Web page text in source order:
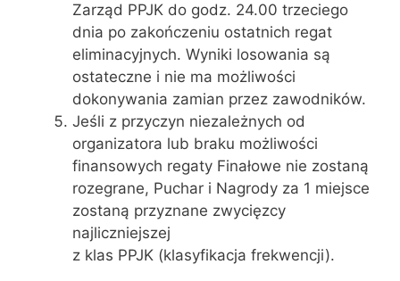
Zarząd PPJK do godz. 24.00 trzeciego
dnia po zakończeniu ostatnich regat
eliminacyjnych. Wyniki losowania są
ostateczne i nie ma możliwości
dokonywania zamian przez zawodników.
Jeśli z przyczyn niezależnych od
organizatora lub braku możliwości
finansowych regaty Finałowe nie zostaną
rozegrane, Puchar i Nagrody za 1 miejsce
zostaną przyznane zwycięzcy
najliczniejszej
z klas PPJK (klasyfikacja frekwencji).